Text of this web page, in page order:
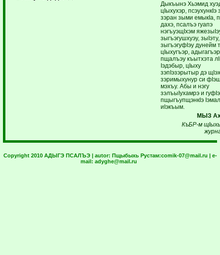
Дыкъынэ Хьэмид
цIыхухэр, псэухункIэ
зэран зыми емыкIа,
дахэ, псалъэ гуапэ
нэгъуэщIхэм
зыгъэгушхуэу, зыIэту,
зыгъэгуфIэу дунейм
цIыхугъэр,
пщалъэу къытхэта
Iэдэбыр, цIыху
зэпIэзэрытыр дэ
зэримыхунур си
мэхъу. Абы и нэгу
зэлъыIухамрэ и
пщыгъупщэнкIэ
иIэкъым.
МЫЗ
КъБР-м щIыхь
Copyright 2010 АДЫГЭ ПСАЛЪЭ | autor: Пщыбыхь Рустам:comik-07@mail.ru | e-
mail: adyghe@mail.ru